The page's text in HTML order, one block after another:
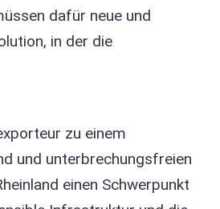
dafür neue und
in der die
zu einem
und unterbrechungsfreien
einen Schwerpunkt